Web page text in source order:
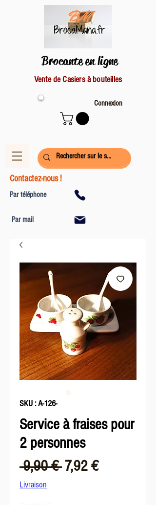
Brocante en ligne
Vente de Casiers à bouteilles
Connexion
Contactez-nous !
Par téléphone
Par mail
SKU : A-126-
Service à fraises pour
2 personnes
9,90 € Prix
7,92 €Prix
Livraison